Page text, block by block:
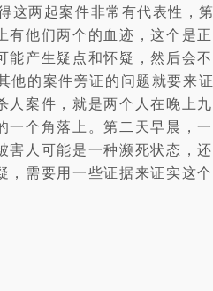
两起案件非常有代表性，
他们两个的血迹，这个是
产生疑点和怀疑，然后会
的案件旁证的问题就要来
案件，就是两个人在晚上
个角落上。第二天早晨，
人可能是一种濒死状态，
需要用一些证据来证实这